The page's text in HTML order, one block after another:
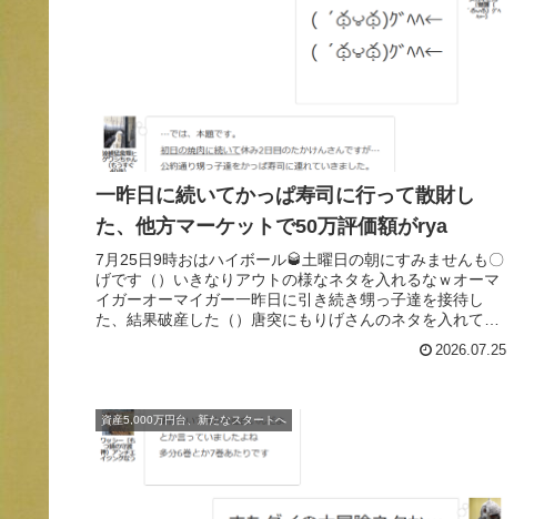
一昨日に続いてかっぱ寿司に行って散財し
た、他方マーケットで50万評価額がrya
7月25日9時おはハイボール🥃土曜日の朝にすみませんも〇
げです（）いきなりアウトの様なネタを入れるなｗオーマ
イガーオーマイガー一昨日に引き続き甥っ子達を接待し
た、結果破産した（）唐突にもりげさんのネタを入れてす
2026.07.25
資産5,000万円台、新たなスタートへ